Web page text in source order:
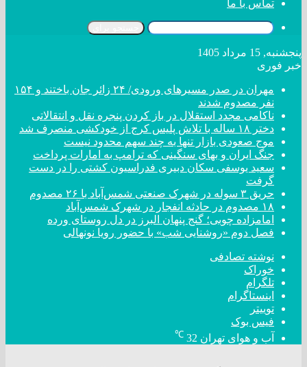
تماس با ما
پنجشنبه, 15 مرداد 1405
خبر فوری
مهران در صدر مسیر‌های ورودی/ ۲۴ زائر جان باختند و ۱۵۴
نفر مصدوم شدند
ناکامی مجدد استقلال در باز کردن پنجره نقل و انتقالاتی
دختر ‌۱۸‌ ‌ساله‌ با تلاش پلیس کرج از خودکشی منصرف شد
موج صعودی بازار تنها به چند سهم محدود نیست
جنگ ایران و بهای سنگینی که ترامپ به امارات پرداخت
سعید یوسفی سکان دبیری فدراسیون کشتی را در دست
گرفت
حریق ۳ سوله در شهرک صنعتی شمس‌آباد با ۲۶ مصدوم
۱۸ مصدوم در حادثه انفجار در شهرک شمس‌آباد
امامزاده چوبی؛ گنج پنهان البرز در دل روستای ورده
فصل دوم «روشنایی شب» با حضور رویا نونهالی
نوشته تصادفی
خوراک
تلگرام
اینستاگرام
توییتر
فیس بوک
آب و هوای تهران 32
℃